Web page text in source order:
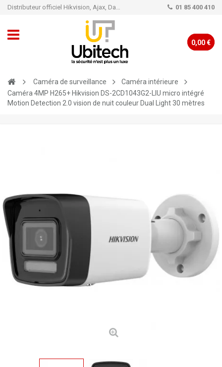
Distributeur officiel Hikvision, Ajax, Dahua, TP-Link - Caméra de vidéo surveillance - Alarme 01 85 400 410
0,00 €
Caméra de surveillance
Caméra intérieure
Caméra 4MP H265+ Hikvision DS-2CD1043G2-LIU micro intégré
Motion Detection 2.0 vision de nuit couleur Dual Light 30 mètres